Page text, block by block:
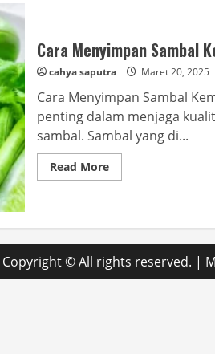
Cara Menyimpan Sambal
cahya saputra Maret 20, 2025
Cara Menyimpan Sambal
penting dalam menjaga
sambal. Sambal yang di...
Read MoreRead
more
Kemasan
Copyright © All rights reserved. |